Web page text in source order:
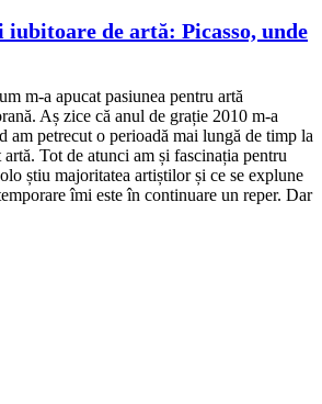
iubitoare de artă: Picasso, unde
m-a apucat pasiunea pentru artă
Aș zice că anul de grație 2010 m-a
am petrecut o perioadă mai lungă de timp la
Tot de atunci am și fascinația pentru
știu majoritatea artiștilor și ce se explune
îmi este în continuare un reper. Dar